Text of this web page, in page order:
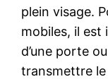
plein visage.
mobiles, il
d’une porte
transmettre le